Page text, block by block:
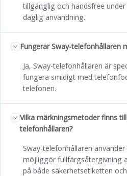
tillgänglig och handsfree
daglig användning.
Fungerar Sway-telefonhållaren
Ja, Sway-telefonhållaren är
fungera smidigt med
telefonen.
Vilka märkningsmetoder finns
telefonhållaren?
Sway-telefonhållaren
möjliggör fullfärgsåtergivning
på både säkerhetsetiketten